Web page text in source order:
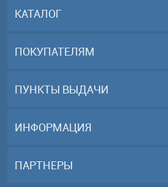
КАТАЛОГ
ПОКУПАТЕЛЯМ
ПУНКТЫ ВЫДАЧИ
ИНФОРМАЦИЯ
ПАРТНЕРЫ